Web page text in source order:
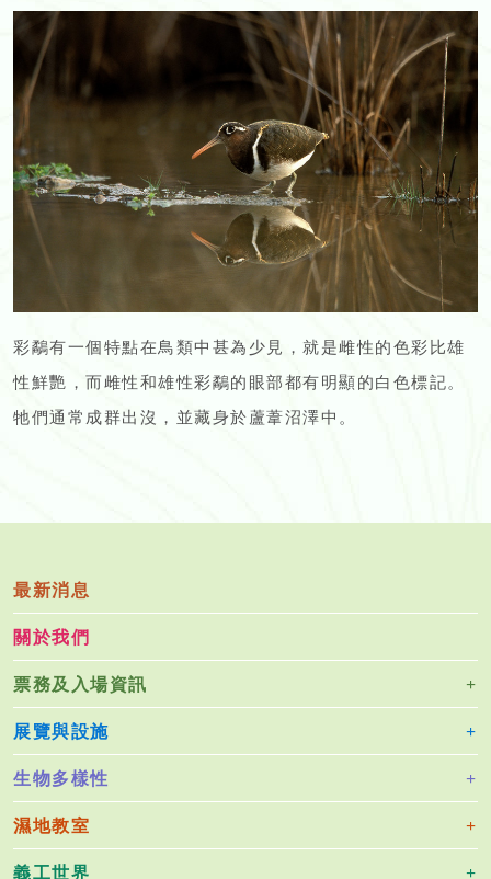
彩鷸有一個特點在鳥類中甚為少見，就是雌性的色彩比雄
性鮮艷，而雌性和雄性彩鷸的眼部都有明顯的白色標記。
牠們通常成群出沒，並藏身於蘆葦沼澤中。
最新消息
關於我們
票務及入場資訊
展覽與設施
生物多樣性
濕地教室
義工世界